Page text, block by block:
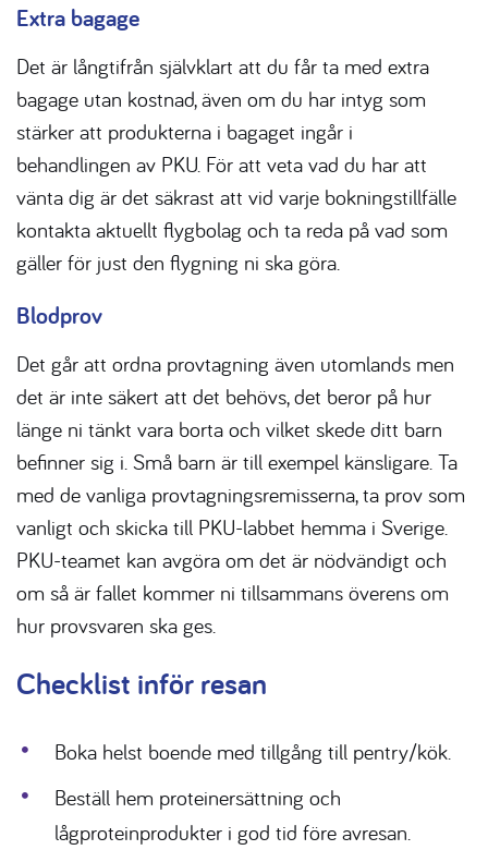
Extra bagage
Det är långtifrån självklart att du får ta med extra
bagage utan kostnad, även om du har intyg som
stärker att produkterna i bagaget ingår i
behandlingen av PKU. För att veta vad du har att
vänta dig är det säkrast att vid varje bokningstillfälle
kontakta aktuellt flygbolag och ta reda på vad som
gäller för just den flygning ni ska göra.
Blodprov
Det går att ordna provtagning även utomlands men
det är inte säkert att det behövs, det beror på hur
länge ni tänkt vara borta och vilket skede ditt barn
befinner sig i. Små barn är till exempel känsligare. Ta
med de vanliga provtagningsremisserna, ta prov som
vanligt och skicka till PKU-labbet hemma i Sverige.
PKU-teamet kan avgöra om det är nödvändigt och
om så är fallet kommer ni tillsammans överens om
hur provsvaren ska ges.
Checklist inför resan
Boka helst boende med tillgång till pentry/kök.
Beställ hem proteinersättning och
lågproteinprodukter i god tid före avresan.